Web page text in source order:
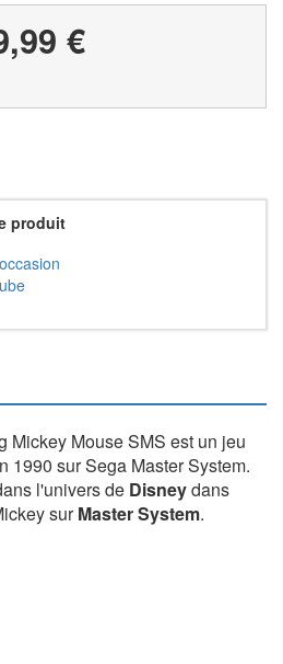
€
produit
Mickey Mouse SMS est un jeu
1990 sur Sega Master System.
l'univers de Disneydans
surMaster System.